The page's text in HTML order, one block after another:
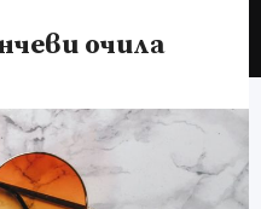
очила